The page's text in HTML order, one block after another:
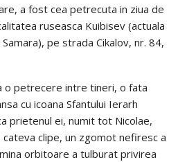
a fost cea petrecuta in ziua de
ruseasca Kuibisev (actuala
pe strada Cikalov, nr. 84,
o petrecere intre tineri, o fata
cu icoana Sfantului Ierarh
prietenul ei, numit tot Nicolae,
cateva clipe, un zgomot nefiresc a
orbitoare a tulburat privirea